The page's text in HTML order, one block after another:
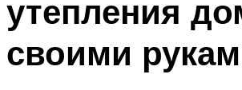
утепления
своими